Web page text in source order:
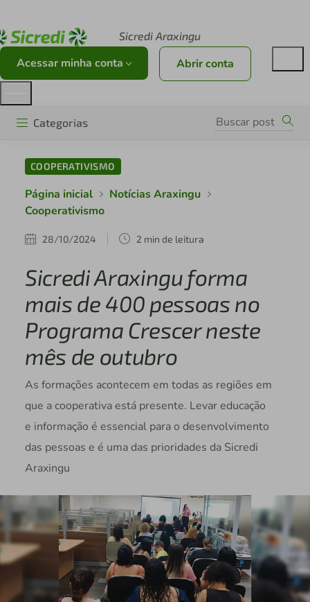
Sicredi Araxingu
Acessar minha conta Abrir conta
Categorias
COOPERATIVISMO
Página inicial
Notícias Araxingu
Cooperativismo
28/10/2024 2 min de leitura
Sicredi Araxingu forma
mais de 400 pessoas no
Programa Crescer neste
mês de outubro
As formações acontecem em todas as regiões em
que a cooperativa está presente. Levar educação
e informação é essencial para o desenvolvimento
das pessoas e é uma das prioridades da Sicredi
Araxingu